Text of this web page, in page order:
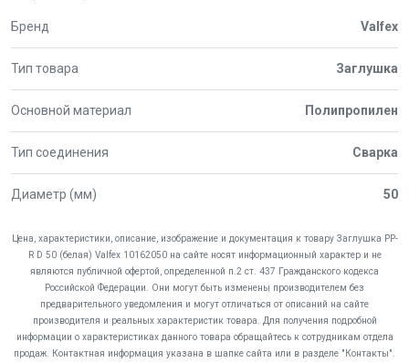
Бренд Valfex
Тип товара Заглушка
Основной материал Полипропилен
Тип соединения Сварка
Диаметр (мм) 50
Цена, характеристики, описание, изображение и документация к товару Заглушка PP-
R D 50 (белая) Valfex 10162050 на сайте носят информационный характер и не
являются публичной офертой, определенной п.2 ст. 437 Гражданского кодекса
Российской Федерации. Они могут быть изменены производителем без
предварительного уведомления и могут отличаться от описаний на сайте
производителя и реальных характеристик товара. Для получения подробной
информации о характеристиках данного товара обращайтесь к сотрудникам отдела
продаж. Контактная информация указана в шапке сайта или в разделе "Контакты".